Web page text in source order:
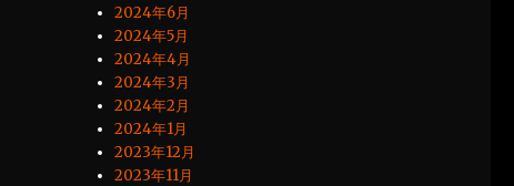
2024年6月
2024年5月
2024年4月
2024年3月
2024年2月
2024年1月
2023年12月
2023年11月